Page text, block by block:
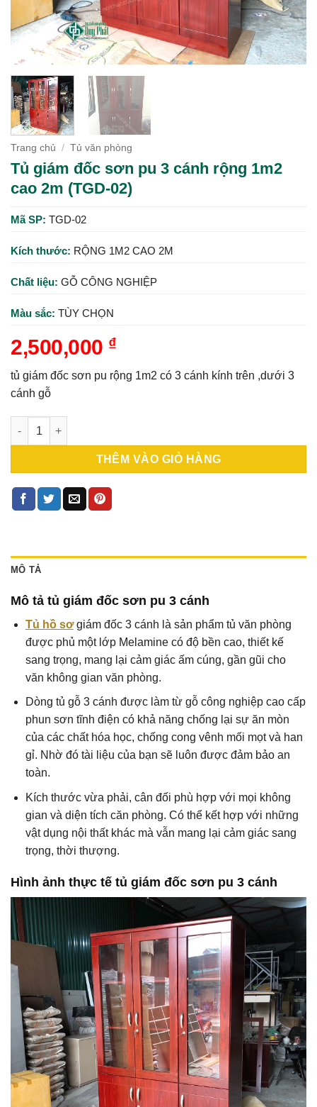
Trang chủ / Tủ văn phòng
Tủ giám đốc sơn pu 3 cánh rộng 1m2
cao 2m (TGD-02)
Mã SP: TGD-02
Kích thước: RỘNG 1M2 CAO 2M
Chất liệu: GỖ CÔNG NGHIỆP
Màu sắc: TÙY CHỌN
2,500,000 ₫
tủ giám đốc sơn pu rộng 1m2 có 3 cánh kính trên ,dưới 3
cánh gỗ
Tủ giám đốc sơn pu 3 cánh rộng 1m2 cao 2m (TGD-02) số
THÊM VÀO GIỎ HÀNG
MÔ TẢ
Mô tả tủ giám đốc sơn pu 3 cánh
Tủ hồ sơgiám đốc 3 cánh là sản phẩm tủ văn phòng
được phủ một lớp Melamine có độ bền cao, thiết kế
sang trọng, mang lại cảm giác ấm cúng, gần gũi cho
văn không gian văn phòng.
Dòng tủ gỗ 3 cánh được làm từ gỗ công nghiệp cao cấp
phun sơn tĩnh điện có khả năng chống lại sự ăn mòn
của các chất hóa học, chống cong vênh mối mọt và han
gỉ. Nhờ đó tài liệu của bạn sẽ luôn được đảm bảo an
toàn.
Kích thước vừa phải, cân đối phù hợp với mọi không
gian và diện tích căn phòng. Có thể kết hợp với những
vật dụng nội thất khác mà vẫn mang lại cảm giác sang
trọng, thời thượng.
Hình ảnh thực tế tủ giám đốc sơn pu 3 cánh